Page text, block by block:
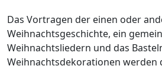
Das Vortragen der einen oder
Weihnachtsgeschichte, ein
Weihnachtsliedern und das
Weihnachtsdekorationen werden